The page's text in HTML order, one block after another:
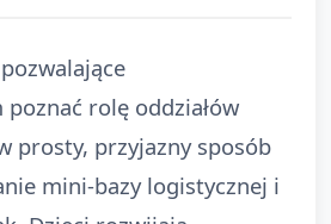
rolę oddziałów
prosty, przyjazny sposób
mini-bazy logistycznej i